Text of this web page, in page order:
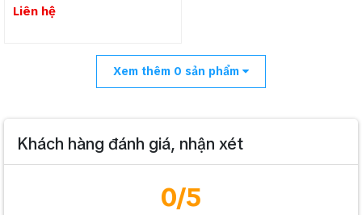
Liên hệ
Xem thêm 0 sản phẩm
Khách hàng đánh giá, nhận xét
0/5